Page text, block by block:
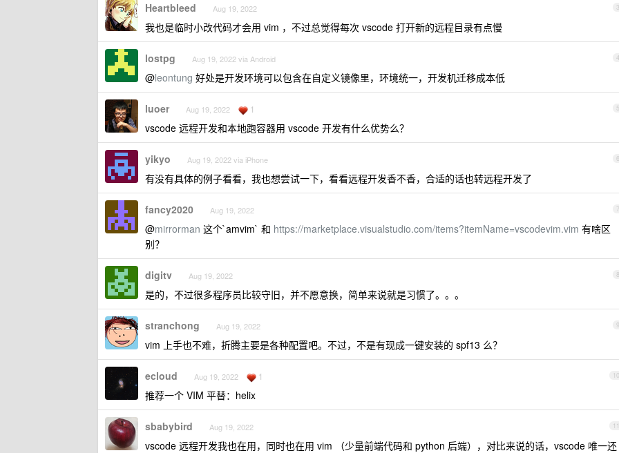
3
Heartbleed Aug 19, 2022
我也是临时小改代码才会用 vim ，不过总觉得每次 vscode 打开新的远程目录有点慢
4
lostpg Aug 19, 2022 via Android
@leontung 好处是开发环境可以包含在自定义镜像里，环境统一，开发机迁移成本低
5
luoer Aug 19, 2022 1
vscode 远程开发和本地跑容器用 vscode 开发有什么优势么？
6
yikyo Aug 19, 2022 via iPhone
有没有具体的例子看看，我也想尝试一下，看看远程开发香不香，合适的话也转远程开发了
7
fancy2020 Aug 19, 2022
@mirrorman 这个`amvim` 和 https://marketplace.visualstudio.com/items?itemName=vscodevim.vim 有啥区
别？
8
digitv Aug 19, 2022
是的，不过很多程序员比较守旧，并不愿意换，简单来说就是习惯了。。。
9
stranchong Aug 19, 2022
vim 上手也不难，折腾主要是各种配置吧。不过，不是有现成一键安装的 spf13 么？
10
ecloud Aug 19, 2022 1
推荐一个 VIM 平替：helix
11
sbabybird Aug 19, 2022
vscode 远程开发我也在用，同时也在用 vim （少量前端代码和 python 后端），对比来说的话，vscode 唯一还